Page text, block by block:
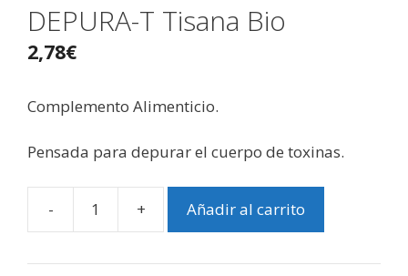
DEPURA-T Tisana Bio
2,78€
Complemento Alimenticio.
Pensada para depurar el cuerpo de toxinas.
-
DEPURA-
Tisana
+ Añadir al carrito